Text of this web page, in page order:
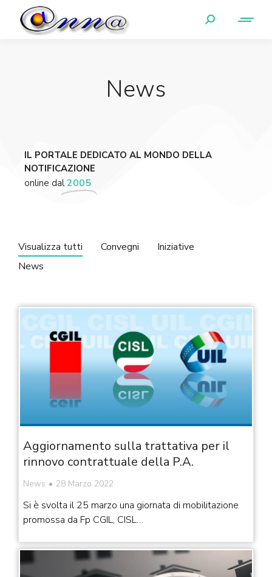
News
IL PORTALE DEDICATO AL MONDO DELLA
NOTIFICAZIONE
online dal2005
Visualizza tutti Convegni
Iniziative
News
Aggiornamento sulla trattativa per il
rinnovo contrattuale della P.A.
News 28 Marzo 2022
Si è svolta il 25 marzo una giornata di mobilitazione
promossa da Fp CGIL, CISL…